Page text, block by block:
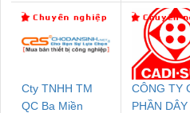
DONG
Cty TNHH TM
QC Ba Miền
CÔNG TY
PHẦN DÂY